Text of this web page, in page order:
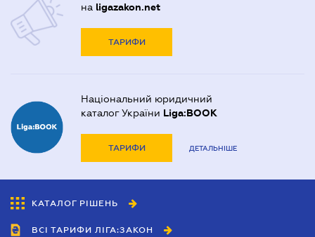
на ligazakon.net
ТАРИФИ
Національний юридичний
каталог України Liga:BOOK
ТАРИФИ ДЕТАЛЬНІШЕ
КАТАЛОГ РІШЕНЬ
ВСІ ТАРИФИ ЛІГА:ЗАКОН